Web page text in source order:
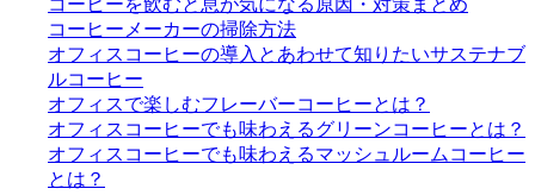
コーヒーメーカーの掃除方法
オフィスコーヒーの導入とあわせて知りたいサステナブ
ルコーヒー
オフィスで楽しむフレーバーコーヒーとは？
オフィスコーヒーでも味わえるグリーンコーヒーとは？
オフィスコーヒーでも味わえるマッシュルームコーヒー
とは？